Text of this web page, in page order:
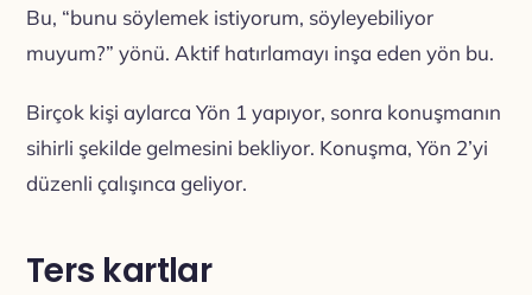
Bu, “bunu söylemek istiyorum, söyleyebiliyor
muyum?” yönü. Aktif hatırlamayı inşa eden yön bu.
Birçok kişi aylarca Yön 1 yapıyor, sonra konuşmanın
sihirli şekilde gelmesini bekliyor. Konuşma, Yön 2’yi
düzenli çalışınca geliyor.
Ters kartlar